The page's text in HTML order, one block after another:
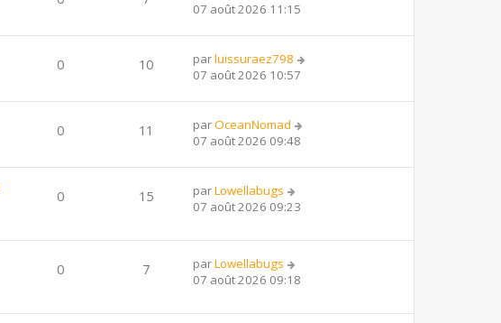
07 août 2026 11:15
0 10 parluissuraez798
07 août 2026 10:57
0 11 parOceanNomad
07 août 2026 09:48
0 15 parLowellabugs
07 août 2026 09:23
0 7 parLowellabugs
07 août 2026 09:18